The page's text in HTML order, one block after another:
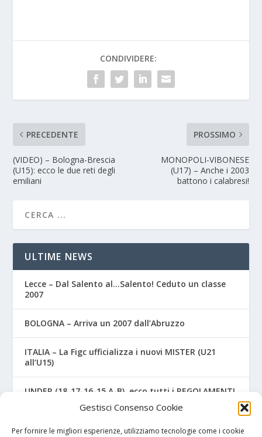
Gestisci Consenso Cookie
Per fornire le migliori esperienze, utilizziamo tecnologie come i cookie
CONDIVIDERE:
PRECEDENTE
(VIDEO) – Bologna-Brescia
(U15): ecco le due reti degli
emiliani
PROSSIMO
MONOPOLI-VIBONESE
(U17) – Anche i 2003
battono i calabresi!
ULTIME NEWS
Lecce – Dal Salento al…Salento! Ceduto un classe
2007
BOLOGNA – Arriva un 2007 dall’Abruzzo
ITALIA – La Figc ufficializza i nuovi MISTER (U21
all’U15)
UNDER (18-17-16-15 A-B), ecco tutti i REGOLAMENTI
NAPOLI – Tre ex Benevento U17 “svincolati” firmano